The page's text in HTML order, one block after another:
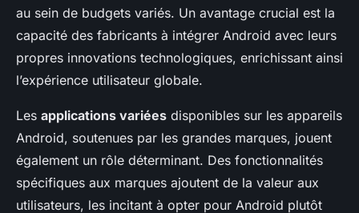
au sein de budgets variés. Un avantage crucial est la
capacité des fabricants à intégrer Android avec leurs
propres innovations technologiques, enrichissant ainsi
l’expérience utilisateur globale.
Les applications variées disponibles sur les appareils
Android, soutenues par les grandes marques, jouent
également un rôle déterminant. Des fonctionnalités
spécifiques aux marques ajoutent de la valeur aux
utilisateurs, les incitant à opter pour Android plutôt